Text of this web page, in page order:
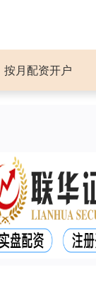
按月配资开户